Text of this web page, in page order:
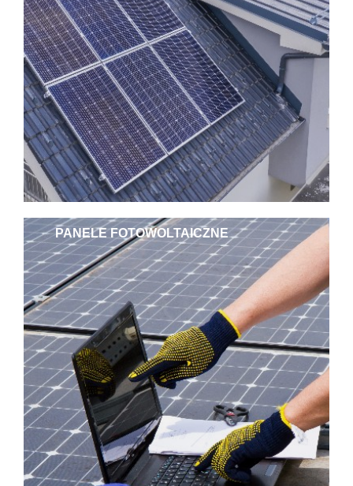
PANELE FOTOWOLTAICZNE